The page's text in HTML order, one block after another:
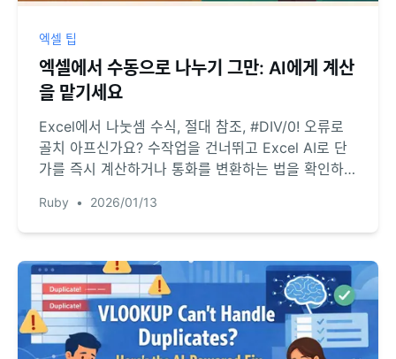
엑셀 팁
엑셀에서 수동으로 나누기 그만: AI에게 계산
을 맡기세요
Excel에서 나눗셈 수식, 절대 참조, #DIV/0! 오류로
골치 아프신가요? 수작업을 건너뛰고 Excel AI로 단
가를 즉시 계산하거나 통화를 변환하는 법을 확인하세
Ruby • 2026/01/13